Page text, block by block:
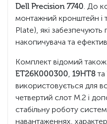
Dell Precision 7740 . До
монтажний кронштейн і
Plate), які забезпечують
накопичувача та
Комплект відомий
ET26K000300 19HT8 та
використовується для
четвертий слот M.2 і
стабільну роботу
навантаженнях,